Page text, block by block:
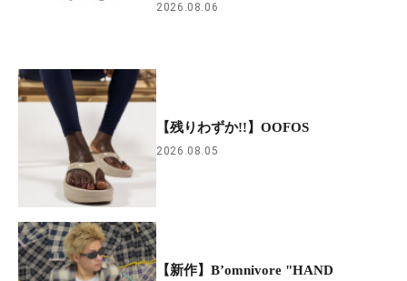
2026.08.06
【残りわずか!!】OOFOS
2026.08.05
【新作】B’omnivore "HAND